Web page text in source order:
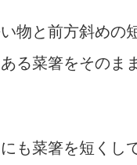
物と前方斜めの
る菜箸をそのま
も菜箸を短くし